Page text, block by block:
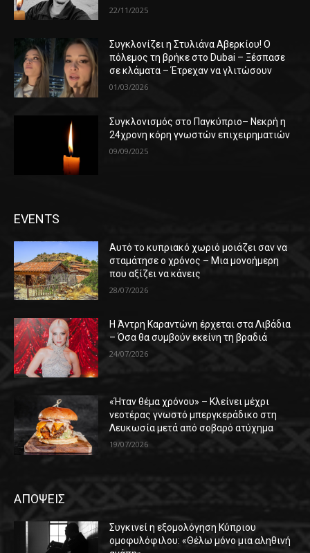
22/11/2025
Συγκλονίζει η Στυλιάνα Αβερκίου! Ο
πόλεμος τη βρήκε στο Dubai – Ξέσπασε
σε κλάματα – Έτρεχαν να γλιτώσουν
01/03/2026
Συγκλονισμός στο Παγκύπριο– Νεκρή η
24χρονη κόρη γνωστών επιχειρηματιών
09/09/2025
EVENTS
Αυτό το κυπριακό χωριό μοιάζει σαν να
σταμάτησε ο χρόνος – Μια μονοήμερη
που αξίζει να κάνεις
28/07/2026
Η Άντρη Καραντώνη έρχεται στα Λιβάδια
– Όσα θα συμβούν εκείνη τη βραδιά
24/07/2026
«Ήταν θέμα χρόνου» – Κλείνει μέχρι
νεοτέρας γνωστό μπεργκεράδικο στη
Λευκωσία μετά από σοβαρό ατύχημα
19/07/2026
ΑΠΟΨΕΙΣ
Συγκινεί η εξομολόγηση Κύπριου
ομοφυλόφιλου: «Θέλω μόνο μια αληθινή